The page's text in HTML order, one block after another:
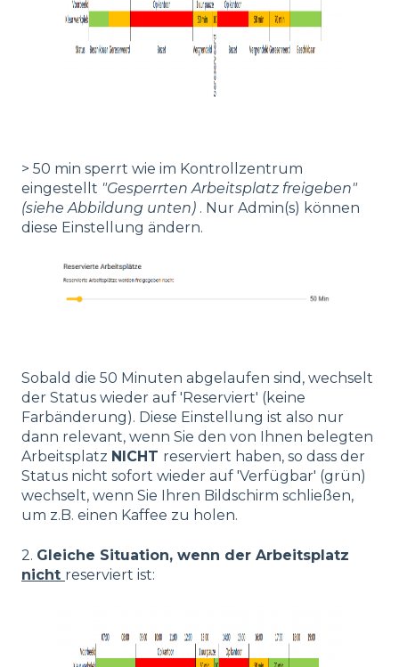
> 50 min sperrt wie im Kontrollzentrum
eingestellt "Gesperrten Arbeitsplatz freigeben"
(siehe Abbildung unten) . Nur Admin(s) können
diese Einstellung ändern.
Sobald die 50 Minuten abgelaufen sind, wechselt
der Status wieder auf 'Reserviert' (keine
Farbänderung). Diese Einstellung ist also nur
dann relevant, wenn Sie den von Ihnen belegten
Arbeitsplatz NICHT reserviert haben, so dass der
Status nicht sofort wieder auf 'Verfügbar' (grün)
wechselt, wenn Sie Ihren Bildschirm schließen,
um z.B. einen Kaffee zu holen.
2. Gleiche Situation, wenn der Arbeitsplatz
nicht reserviert ist: